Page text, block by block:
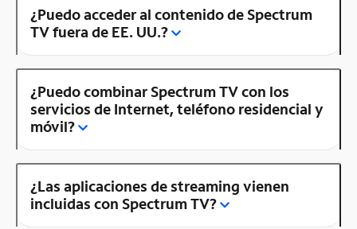
¿Puedo acceder al contenido de Spectrum
TV fuera de EE. UU.?
¿Puedo combinar Spectrum TV con los
servicios de Internet, teléfono residencial y
móvil?
¿Las aplicaciones de streaming vienen
incluidas con Spectrum TV?